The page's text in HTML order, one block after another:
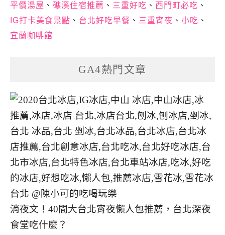
平價湯屋 、 礁溪住宿推薦 、 三重好吃 、 西門町必吃 、
IG打卡美食景點 、 台北好吃早餐 、 三重宵夜 、 小吃 、
宜蘭咖啡館
GA4熱門文章
消夜文！40間大台北宵夜懶人包推薦，台北深夜
食堂吃什麼？